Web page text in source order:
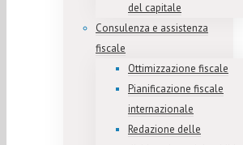
del capitale
Consulenza e assistenza
fiscale
Ottimizzazione fiscale
Pianificazione fiscale
internazionale
Redazione delle